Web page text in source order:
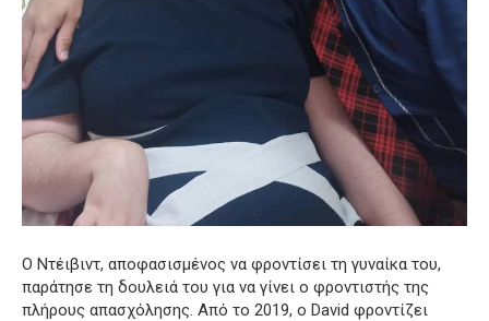
Ο Ντέιβιντ, αποφασισμένος να φροντίσει τη γυναίκα του,
παράτησε τη δουλειά του για να γίνει ο φροντιστής της
πλήρους απασχόλησης. Από το 2019, ο David φροντίζει